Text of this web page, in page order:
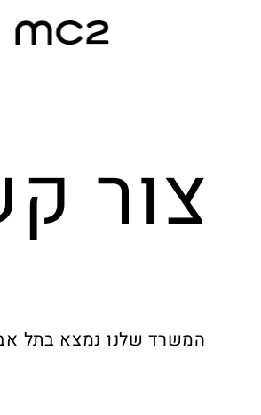
צור
המשרד שלנו נמצא בתל